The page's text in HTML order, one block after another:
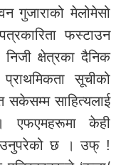
गुजाराको मेलोमेसो
फस्टाउन
क्षेत्रका दैनिक
प्राथमिकता सूचीको
सकेसम्म साहित्यलाई
एफएमहरूमा केही
छ । उफ् !